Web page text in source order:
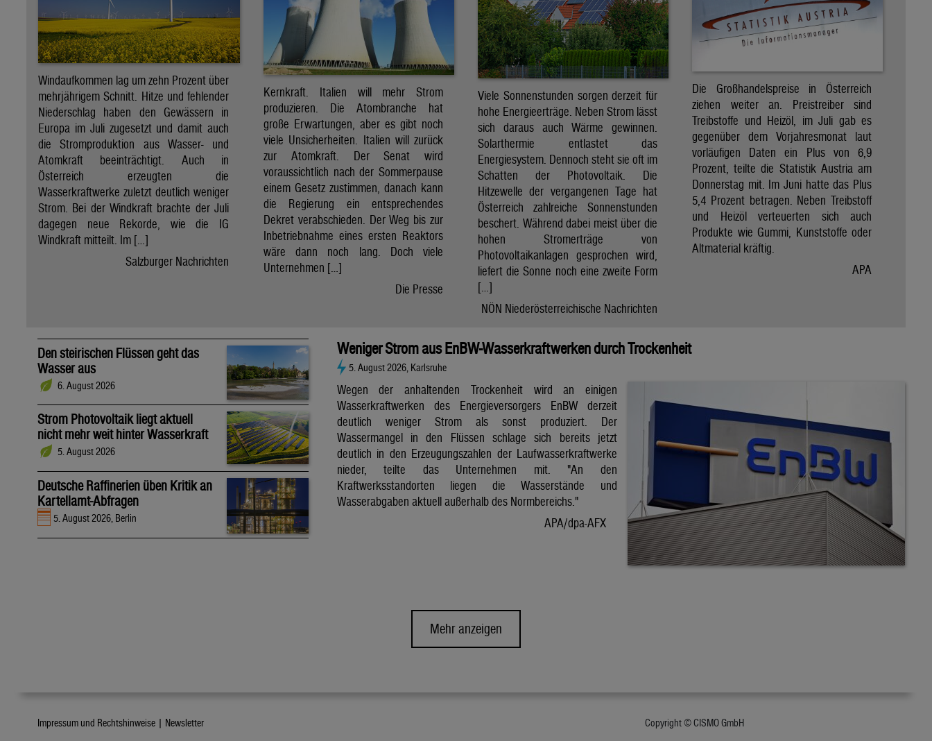
Windaufkommen lag um zehn Prozent über
mehrjährigem Schnitt. Hitze und fehlender
Niederschlag haben den Gewässern in
Europa im Juli zugesetzt und damit auch
die Stromproduktion aus Wasser- und
Atomkraft beeinträchtigt. Auch in
Österreich erzeugten die
Wasserkraftwerke zuletzt deutlich weniger
Strom. Bei der Windkraft brachte der Juli
dagegen neue Rekorde, wie die IG
Windkraft mitteilt. Im […]
Salzburger Nachrichten
Kernkraft. Italien will mehr Strom
produzieren. Die Atombranche hat
große Erwartungen, aber es gibt noch
viele Unsicherheiten. Italien will zurück
zur Atomkraft. Der Senat wird
voraussichtlich nach der Sommerpause
einem Gesetz zustimmen, danach kann
die Regierung ein entsprechendes
Dekret verabschieden. Der Weg bis zur
Inbetriebnahme eines ersten Reaktors
wäre dann noch lang. Doch viele
Unternehmen […]
Die Presse
Viele Sonnenstunden sorgen derzeit für
hohe Energieerträge. Neben Strom lässt
sich daraus auch Wärme gewinnen.
Solarthermie entlastet das
Energiesystem. Dennoch steht sie oft im
Schatten der Photovoltaik. Die
Hitzewelle der vergangenen Tage hat
Österreich zahlreiche Sonnenstunden
beschert. Während dabei meist über die
hohen Stromerträge von
Photovoltaikanlagen gesprochen wird,
liefert die Sonne noch eine zweite Form
[…]
NÖN Niederösterreichische Nachrichten
Die Großhandelspreise in Österreich
ziehen weiter an. Preistreiber sind
Treibstoffe und Heizöl, im Juli gab es
gegenüber dem Vorjahresmonat laut
vorläufigen Daten ein Plus von 6,9
Prozent, teilte die Statistik Austria am
Donnerstag mit. Im Juni hatte das Plus
5,4 Prozent betragen. Neben Treibstoff
und Heizöl verteuerten sich auch
Produkte wie Gummi, Kunststoffe oder
Altmaterial kräftig.
APA
Den steirischen Flüssen geht das
Wasser aus
6. August 2026
Strom Photovoltaik liegt aktuell
nicht mehr weit hinter Wasserkraft
5. August 2026
Deutsche Raffinerien üben Kritik an
Kartellamt-Abfragen
5. August 2026, Berlin
Weniger Strom aus EnBW-Wasserkraftwerken durch Trockenheit
5. August 2026, Karlsruhe
Wegen der anhaltenden Trockenheit wird an einigen
Wasserkraftwerken des Energieversorgers EnBW derzeit
deutlich weniger Strom als sonst produziert. Der
Wassermangel in den Flüssen schlage sich bereits jetzt
deutlich in den Erzeugungszahlen der Laufwasserkraftwerke
nieder, teilte das Unternehmen mit. "An den
Kraftwerksstandorten liegen die Wasserstände und
Wasserabgaben aktuell außerhalb des Normbereichs."
APA/dpa-AFX
Mehr anzeigen
Impressum und Rechtshinweise | Newsletter Copyright © CISMO GmbH